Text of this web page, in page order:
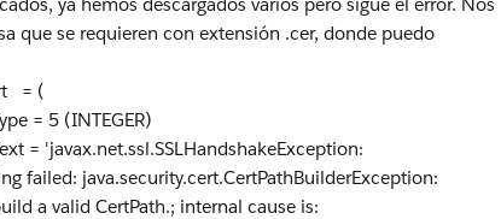
que se requieren con extensión .cer, donde puedo
= (
= 5 (INTEGER)
failed: java.security.cert.CertPathBuilderException:
a valid CertPath.; internal cause is: